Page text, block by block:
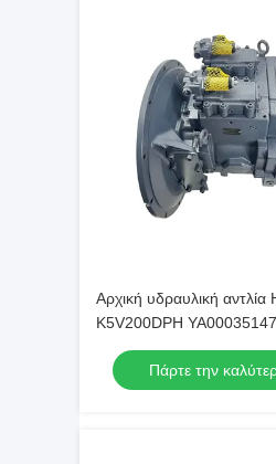
Αρχική υδραυλική αντλία
K5V200DPH
για Εκσκαφέα ZX450 470
Πάρτε την